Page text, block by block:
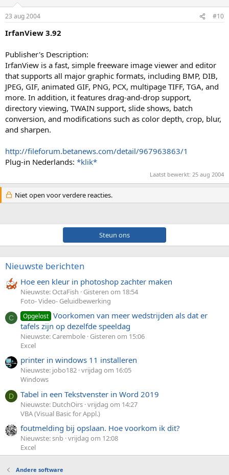
23 aug 2004 #10
IrfanView 3.92
Publisher's Description:
IrfanView is a fast, simple freeware image viewer and editor
that supports all major graphic formats, including BMP, DIB,
JPEG, GIF, animated GIF, PNG, PCX, multipage TIFF, TGA, and
more. In addition, it features drag-and-drop support,
directory viewing, TWAIN support, slide shows, batch
conversion, and modifications such as color depth, crop, blur,
and sharpen.
http://fileforum.betanews.com/detail/967963863/1
Plug-in Nederlands: *klik*
Laatst bewerkt: 25 aug 2004
Niet open voor verdere reacties.
Steun ons
Nieuwste berichten
Hoe een kleur in photoshop zachter maken
Nieuwste: OctaFish
Gisteren om 18:54
Foto- Video- Geluidbewerking
C Opgelost Voorkomen van meer wedstrijden als dat er
tafels zijn op dezelfde speeldag
Nieuwste: Carembole Gisteren om 15:06
Excel
printer in windows 11 installeren
Nieuwste: jobo182 vrijdag om 16:05
Windows
D Tabel in een Tekstvenster in Word 2019
Nieuwste: DutchOirs vrijdag om 14:27
VBA (Visual Basic for Appl.)
foutmelding bij opslaan. Hoe voorkom ik dit?
Nieuwste: snb vrijdag om 12:08
Excel
Andere software